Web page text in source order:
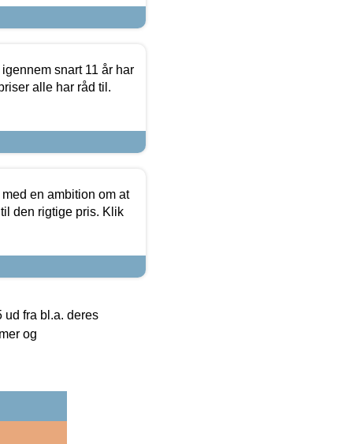
snart 11 år har
alle har råd til.
en ambition om at
den rigtige pris. Klik
fra bl.a. deres
og